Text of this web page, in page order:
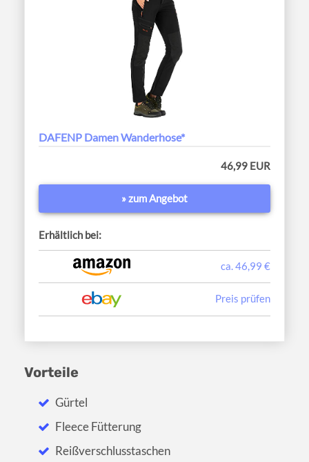
DAFENP Damen Wanderhose*
46,99 EUR
» zum Angebot
Erhältlich bei:
ca. 46,99 €
Preis prüfen
Vorteile
Gürtel
Fleece Fütterung
Reißverschlusstaschen